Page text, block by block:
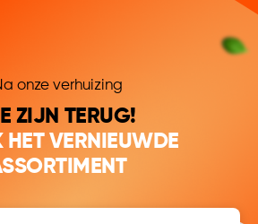
onze verhuizing
ZIJN TERUG!
HET VERNIEUWDE